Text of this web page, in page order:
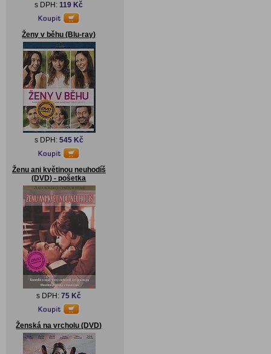
s DPH:119 Kč
Ženy v běhu (Blu-ray)
s DPH: 545 Kč
Ženu ani květinou neuhodíš
(DVD) - pošetka
s DPH:75 Kč
Ženská na vrcholu (DVD)